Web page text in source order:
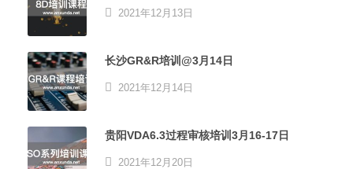
2021年12月13日
长沙GR&R培训@3月14日
2021年12月14日
贵阳VDA6.3过程审核培训3月16-17日
2021年12月20日